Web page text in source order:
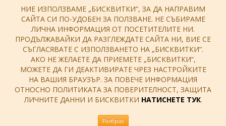
НИЕ ИЗПОЛЗВАМЕ „БИСКВИТКИ“, ЗА ДА НАПРАВИМ
САЙТА СИ ПО-УДОБЕН ЗА ПОЛЗВАНЕ. НЕ СЪБИРАМЕ
ЛИЧНА ИНФОРМАЦИЯ ОТ ПОСЕТИТЕЛИТЕ НИ.
ПРОДЪЛЖАВАЙКИ ДА РАЗГЛЕЖДАТЕ САЙТА НИ, ВИЕ СЕ
СЪГЛАСЯВАТЕ С ИЗПОЛЗВАНЕТО НА „БИСКВИТКИ“.
АКО НЕ ЖЕЛАЕТЕ ДА ПРИЕМЕТЕ „БИСКВИТКИ“,
МОЖЕТЕ ДА ГИ ДЕАКТИВИРАТЕ ЧРЕЗ НАСТРОЙКИТЕ
НА ВАШИЯ БРАУЗЪР. ЗА ПОВЕЧЕ ИНФОРМАЦИЯ
ОТНОСНО ПОЛИТИКАТА ЗА ПОВЕРИТЕЛНОСТ, ЗАЩИТА
ЛИЧНИТЕ ДАННИ И БИСКВИТКИ НАТИСНЕТЕ ТУК.
Разбрах